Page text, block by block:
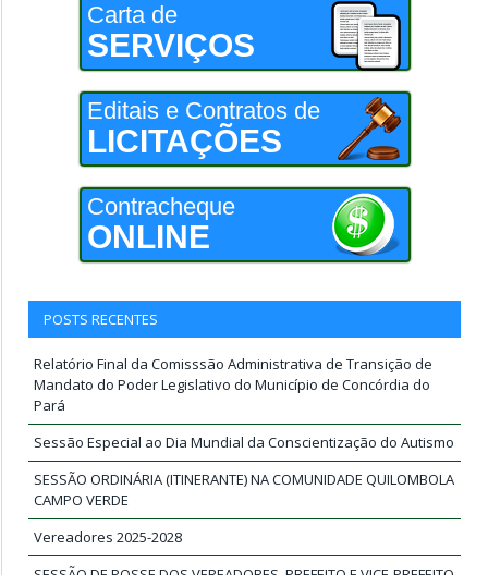
Carta de
SERVIÇOS
Editais e Contratos de
LICITAÇÕES
Contracheque
ONLINE
POSTS RECENTES
Relatório Final da Comisssão Administrativa de Transição de
Mandato do Poder Legislativo do Município de Concórdia do
Pará
Sessão Especial ao Dia Mundial da Conscientização do Autismo
SESSÃO ORDINÁRIA (ITINERANTE) NA COMUNIDADE QUILOMBOLA
CAMPO VERDE
Vereadores 2025-2028